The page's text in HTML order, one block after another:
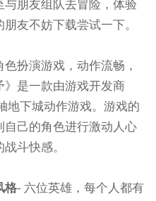
朋友组队去冒险，体验
友不妨下载尝试一下。
扮演游戏，动作流畅，
是一款由游戏开发商
地下城动作游戏。游戏的
己的角色进行激动人心
斗快感。
格- 六位英雄，每个人都有